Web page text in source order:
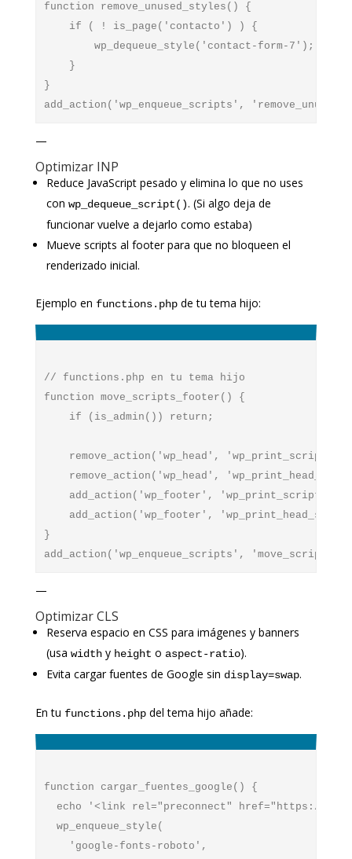
function remove_unused_styles() {
    if ( ! is_page('contacto') ) {
        wp_dequeue_style('contact-form-7');
    }
}
—
Optimizar INP
Reduce JavaScript pesado y elimina lo que no uses
con wp_dequeue_script(). (Si algo deja de
funcionar vuelve a dejarlo como estaba)
Mueve scripts al footer para que no bloqueen el
renderizado inicial.
Ejemplo en functions.phpde tu tema hijo:
// functions.php en tu tema hijo
function move_scripts_footer() {
    if (is_admin()) return;
    remove_action('wp_head', 'wp_print_scripts');
remove_action('wp_head',
add_action('wp_footer', 'wp_print_scripts',
add_action('wp_footer',
}
—
Optimizar CLS
Reserva espacio en CSS para imágenes y banners
(usa widthy height o aspect-ratio).
Evita cargar fuentes de Google sin display=swap.
En tu functions.phpdel tema hijo añade:
function cargar_fuentes_google() {
echo '<link rel="preconnect" href="https://
  wp_enqueue_style(
    'google-fonts-roboto',